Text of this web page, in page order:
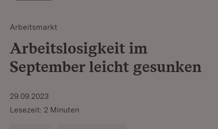
Arbeitsmarkt
Arbeitslosigkeit im
September leicht gesunken
29.09.2023
Lesezeit: 2 Minuten